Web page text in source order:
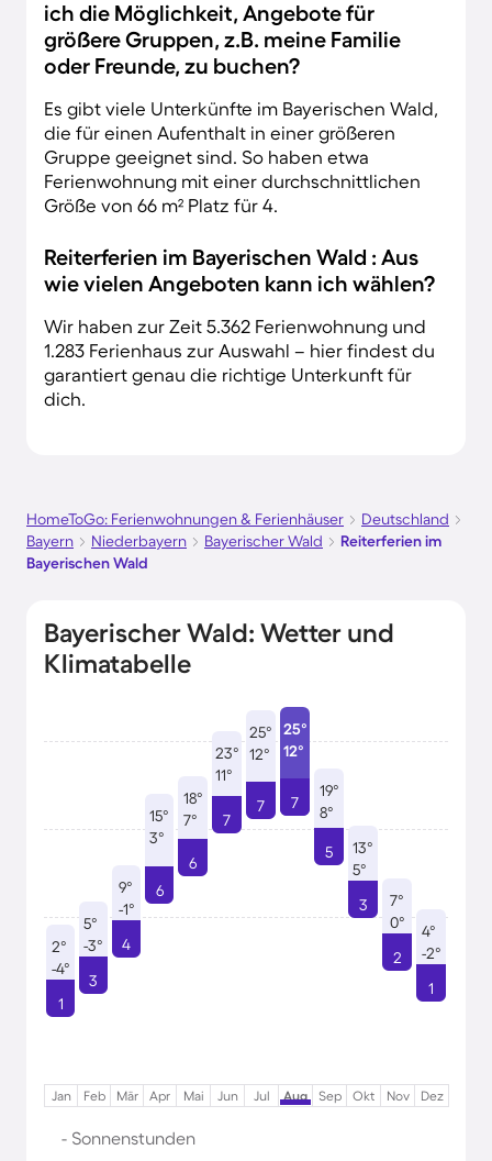
ich die Möglichkeit, Angebote für
größere Gruppen, z.B. meine Familie
oder Freunde, zu buchen?
Es gibt viele Unterkünfte im Bayerischen Wald,
die für einen Aufenthalt in einer größeren
Gruppe geeignet sind. So haben etwa
Ferienwohnung mit einer durchschnittlichen
Größe von 66 m² Platz für 4.
Reiterferien im Bayerischen Wald : Aus
wie vielen Angeboten kann ich wählen?
Wir haben zur Zeit 5.362 Ferienwohnung und
1.283 Ferienhaus zur Auswahl – hier findest du
garantiert genau die richtige Unterkunft für
dich.
HomeToGo: Ferienwohnungen & Ferienhäuser
Deutschland
Bayern
Niederbayern Bayerischer Wald
Reiterferien im
Bayerischen Wald
Bayerischer Wald: Wetter und
Klimatabelle
2°
-4°
1
5°
-3°
3
9°
-1°
4
15°
3°
6
18°
7°
6
23°
11°
7
25°
12°
7
25°
12°
7
19°
8°
5
13°
5°
3
7°
0°
2
4°
-2°
1
Jan Feb Mär Apr Mai Jun Jul Aug Sep Okt Nov Dez
- Sonnenstunden